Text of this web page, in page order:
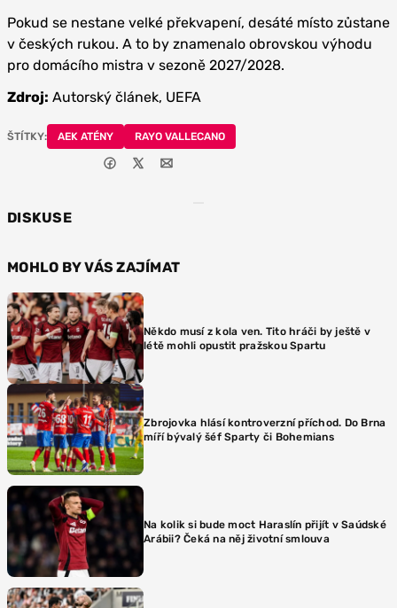
Pokud se nestane velké překvapení, desáté místo zůstane
v českých rukou. A to by znamenalo obrovskou výhodu
pro domácího mistra v sezoně 2027/2028.
Zdroj: Autorský článek, UEFA
ŠTÍTKY: AEK ATÉNY RAYO VALLECANO
DISKUSE
MOHLO BY VÁS ZAJÍMAT
Někdo musí z kola ven. Tito hráči by ještě v
létě mohli opustit pražskou Spartu
Zbrojovka hlásí kontroverzní příchod. Do Brna
míří bývalý šéf Sparty či Bohemians
Na kolik si bude moct Haraslín přijít v Saúdské
Arábii? Čeká na něj životní smlouva